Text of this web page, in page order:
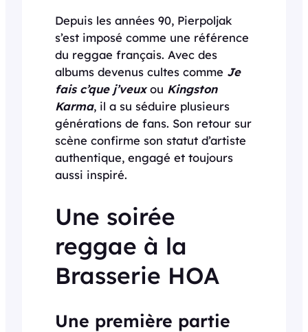
Depuis les années 90, Pierpoljak
s’est imposé comme une référence
du reggae français. Avec des
albums devenus cultes comme Je
fais c’que j’veux ou Kingston
Karma, il a su séduire plusieurs
générations de fans. Son retour sur
scène confirme son statut d’artiste
authentique, engagé et toujours
aussi inspiré.
Une soirée
reggae à la
Brasserie HOA
Une première partie